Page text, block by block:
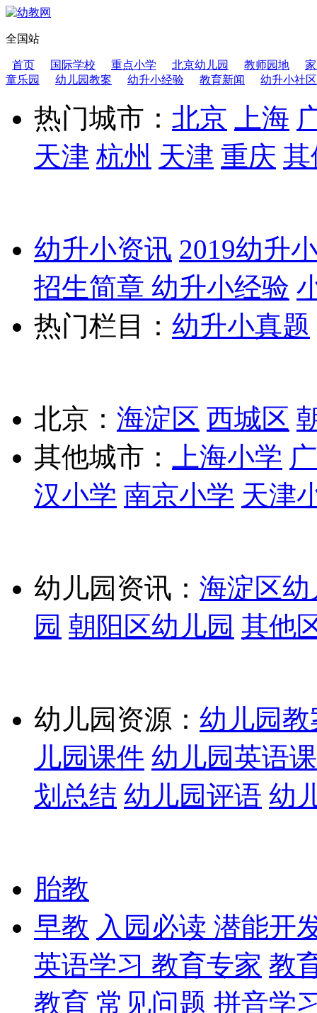
全国站
首页 国际学校 重点小学 北京幼儿园 教师园地
童乐园
幼儿园教案 幼升小经验 教育新闻 幼升小社区
热门城市： 北京 上海
天津 杭州 天津 重庆 其
幼升小资讯 2019幼升
招生简章 幼升小经验
热门栏目： 幼升小真题
北京： 海淀区 西城区
其他城市：
上海小学
汉小学 南京小学 天津
幼儿园资讯： 海淀区幼
园 朝阳区幼儿园 其他
幼儿园资源： 幼儿园教
儿园课件 幼儿园英语
划总结 幼儿园评语 幼
胎教
早教 入园必读 潜能开
英语学习 教育专家 教
教育 常见问题 拼音学